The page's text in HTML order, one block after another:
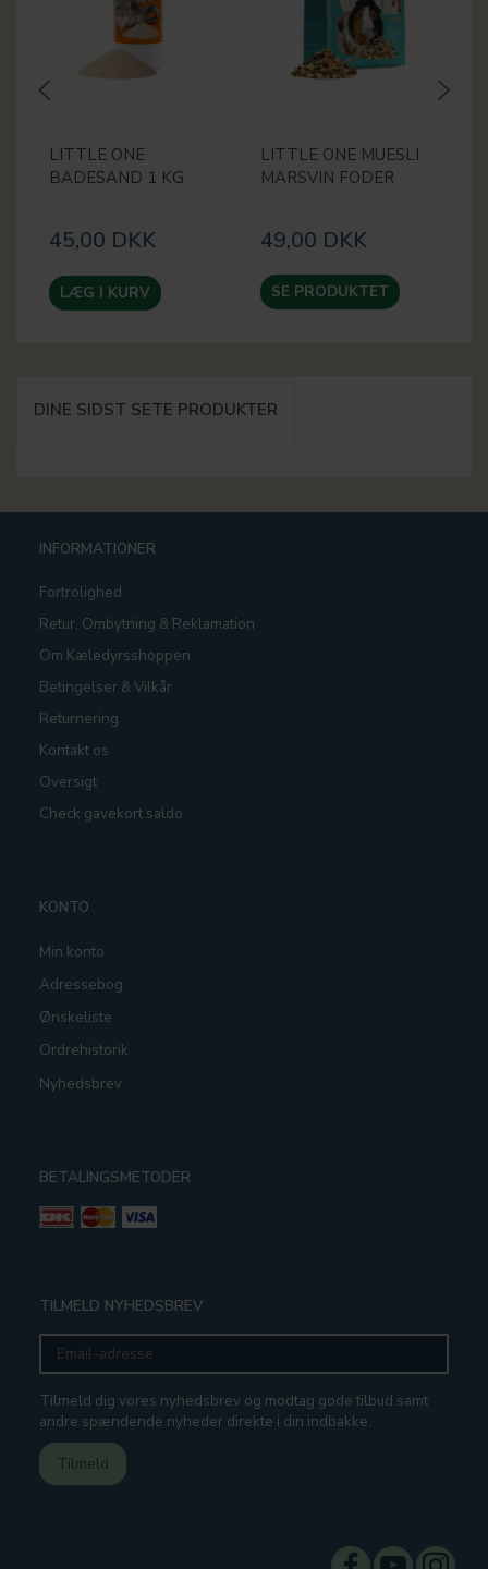
LITTLE ONE
BADESAND 1 KG
45,00 DKK
LÆG I KURV
LITTLE ONE MUESLI
MARSVIN FODER
49,00 DKK
SE PRODUKTET
DINE SIDST SETE PRODUKTER
INFORMATIONER
Fortrolighed
Retur, Ombytning & Reklamation
Om Kæledyrsshoppen
Betingelser & Vilkår
Returnering
Kontakt os
Oversigt
Check gavekort saldo
KONTO
Min konto
Adressebog
Ønskeliste
Ordrehistorik
Nyhedsbrev
BETALINGSMETODER
TILMELD NYHEDSBREV
Email-
adresse
Tilmeld dig vores nyhedsbrev og modtag gode tilbud samt
andre spændende nyheder direkte i din indbakke.
Tilmeld